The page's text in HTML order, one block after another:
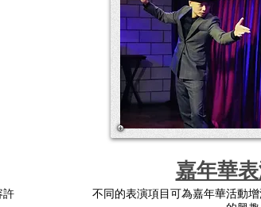
許
嘉年華
不同的表演項目可為嘉年華活動